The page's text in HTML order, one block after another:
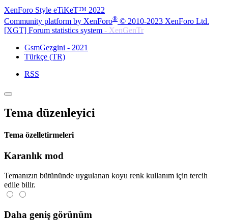
XenForo Style eTiKeT™ 2022
Community platform by XenForo® © 2010-2023 XenForo Ltd.
[XGT] Forum statistics system - XenGenTr
GsmGezgini - 2021
Türkçe (TR)
RSS
Tema düzenleyici
Tema özelletirmeleri
Karanlık mod
Temanızın bütününde uygulanan koyu renk kullanım için tercih
edile bilir.
Daha geniş görünüm